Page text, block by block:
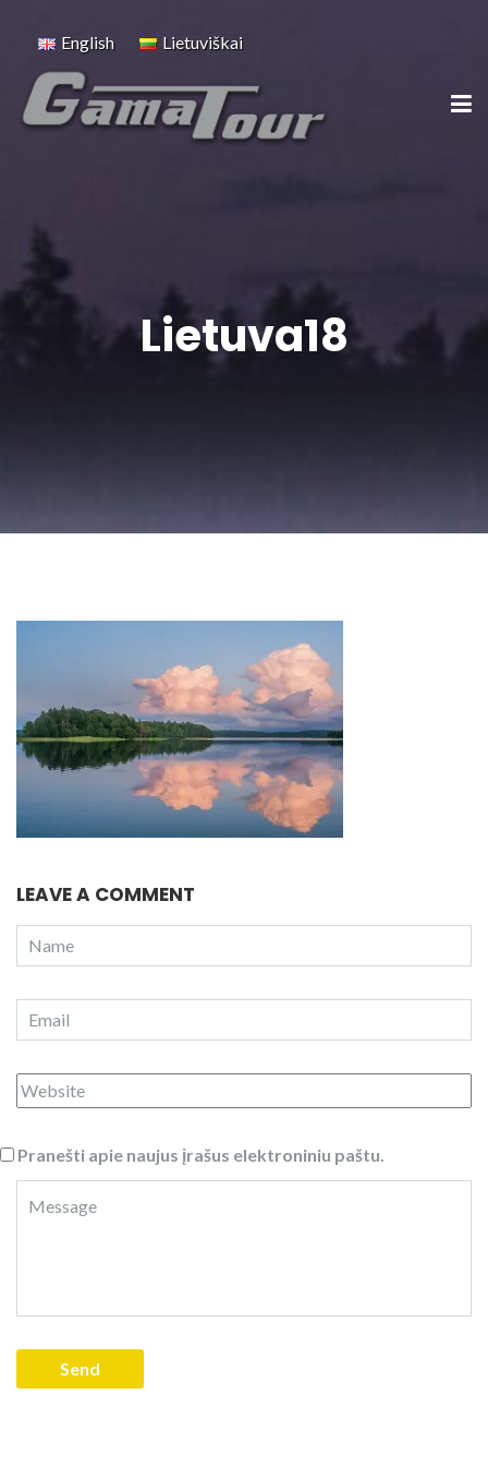
English Lietuviškai
Lietuva18
LEAVE A COMMENT
Pranešti apie naujus įrašus elektroniniu paštu.